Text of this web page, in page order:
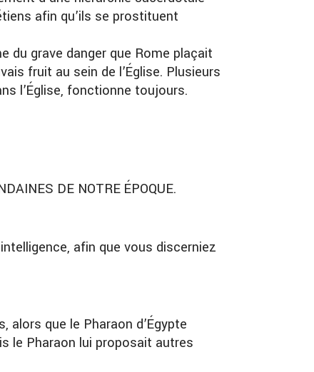
afin qu’ils se prostituent
du grave danger que Rome plaçait
fruit au sein de l’Église. Plusieurs
l’Église, fonctionne toujours.
DE NOTRE ÉPOQUE.
afin que vous discerniez
alors que le Pharaon d’Égypte
le Pharaon lui proposait autres